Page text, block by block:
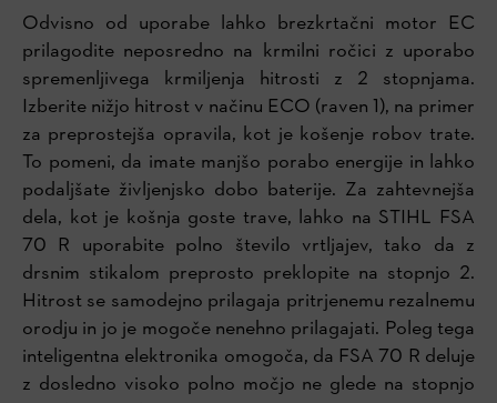
Odvisno od uporabe lahko brezkrtačni motor EC
prilagodite neposredno na krmilni ročici z uporabo
spremenljivega krmiljenja hitrosti z 2 stopnjama.
Izberite nižjo hitrost v načinu ECO (raven 1), na primer
za preprostejša opravila, kot je košenje robov trate.
To pomeni, da imate manjšo porabo energije in lahko
podaljšate življenjsko dobo baterije. Za zahtevnejša
dela, kot je košnja goste trave, lahko na STIHL FSA
70 R uporabite polno število vrtljajev, tako da z
drsnim stikalom preprosto preklopite na stopnjo 2.
Hitrost se samodejno prilagaja pritrjenemu rezalnemu
orodju in jo je mogoče nenehno prilagajati. Poleg tega
inteligentna elektronika omogoča, da FSA 70 R deluje
z dosledno visoko polno močjo ne glede na stopnjo